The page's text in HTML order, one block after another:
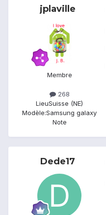
jplaville
Membre
268
LieuSuisse (NE)
Modèle:Samsung galaxy
Note
Dede17